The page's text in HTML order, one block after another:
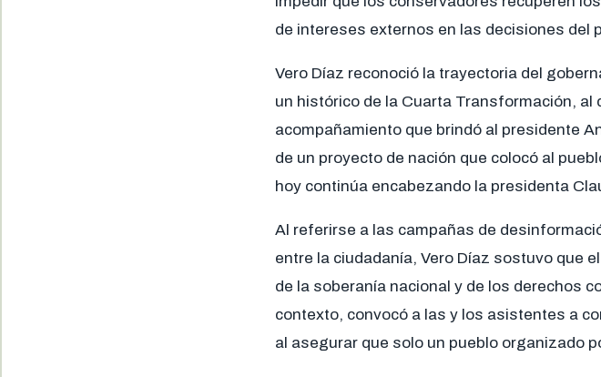
de intereses externos en las decisiones del
Vero Díaz reconoció la trayectoria del
un histórico de la Cuarta Transformación,
acompañamiento que brindó al presidente
de un proyecto de nación que colocó al
hoy continúa encabezando la presidenta
Al referirse a las campañas de
entre la ciudadanía, Vero Díaz sostuvo que
de la soberanía nacional y de los derechos
contexto, convocó a las y los asistentes a
al asegurar que solo un pueblo organizado